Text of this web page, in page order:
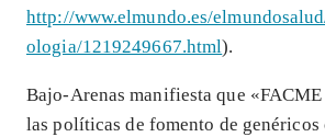
http://www.elmundo.es/
ologia/1219249667.html).
Bajo-Arenas manifiesta que
las políticas de fomento de genéricos